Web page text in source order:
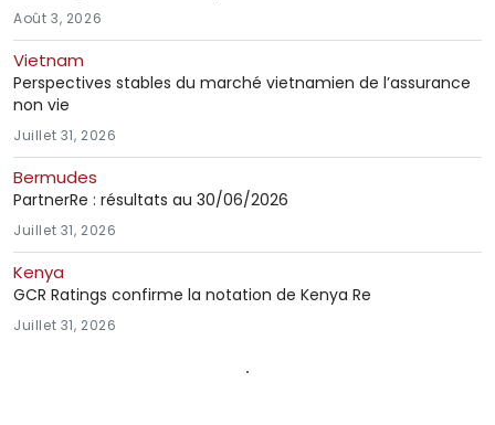
Août 3, 2026
Vietnam
Perspectives stables du marché vietnamien de l’assurance
non vie
Juillet 31, 2026
Bermudes
PartnerRe : résultats au 30/06/2026
Juillet 31, 2026
Kenya
GCR Ratings confirme la notation de Kenya Re
Juillet 31, 2026